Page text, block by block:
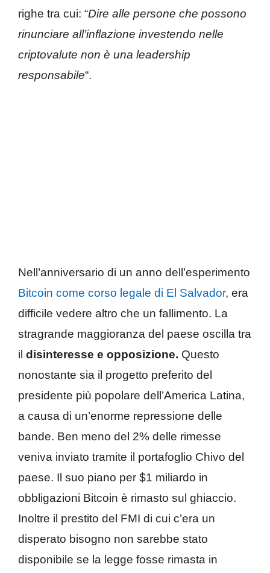
righe tra cui: “Dire alle persone che possono
rinunciare all’inflazione investendo nelle
criptovalute non è una leadership
responsabile“.
Nell’anniversario di un anno dell’esperimento
Bitcoin come corso legale di El Salvador, era
difficile vedere altro che un fallimento. La
stragrande maggioranza del paese oscilla tra
il disinteresse e opposizione. Questo
nonostante sia il progetto preferito del
presidente più popolare dell’America Latina,
a causa di un’enorme repressione delle
bande. Ben meno del 2% delle rimesse
veniva inviato tramite il portafoglio Chivo del
paese. Il suo piano per $1 miliardo in
obbligazioni Bitcoin è rimasto sul ghiaccio.
Inoltre il prestito del FMI di cui c’era un
disperato bisogno non sarebbe stato
disponibile se la legge fosse rimasta in